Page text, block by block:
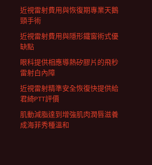
近視雷射費用與恢復期專業天鵝
頸手術
近視雷射費用與隱形鐵窗術式優
缺點
眼科提供相應導熱矽膠片的飛秒
雷射白內障
近視雷射精準安全恢復快提供給
君綺PTT評價
肌動減脂達到增強肌肉潤唇滋養
成海菲秀種溫和